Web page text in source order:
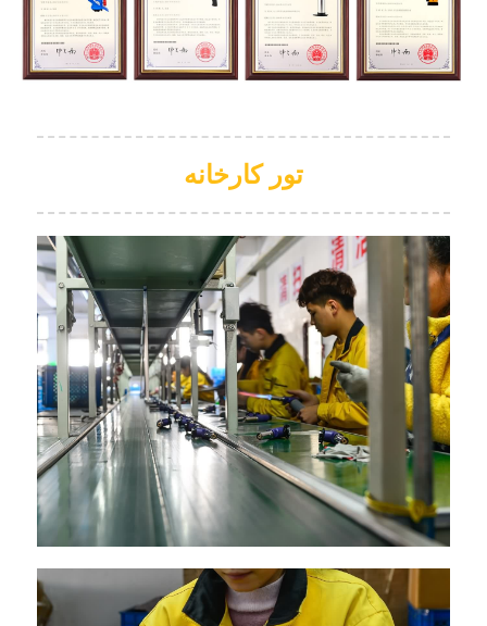
تور کارخانه